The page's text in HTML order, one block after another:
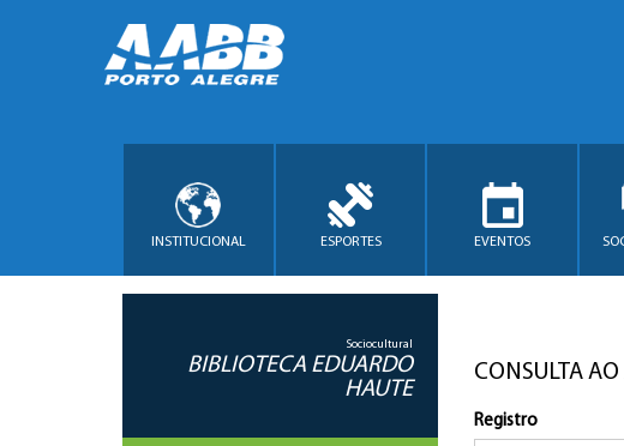
INSTITUCIONAL ESPORTES EVENTOS
Sociocultural
BIBLIOTECA EDUARDO
HAUTE
CONSULTA AO
Registro